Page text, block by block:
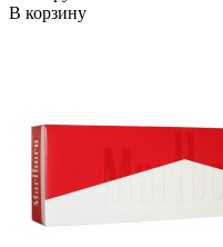
В корзину